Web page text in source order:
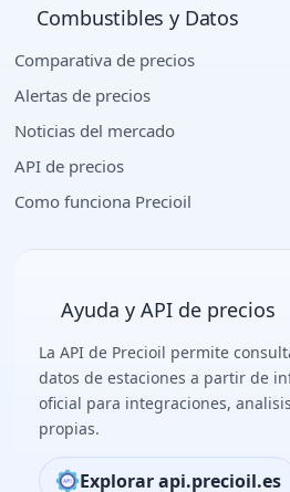
Combustibles y Datos
Comparativa de precios
Alertas de precios
Noticias del mercado
API de precios
Como funciona Precioil
Ayuda y API de precios
La API de Precioil permite
datos de estaciones a partir de
oficial para integraciones,
propias.
Explorar api.precioil.es